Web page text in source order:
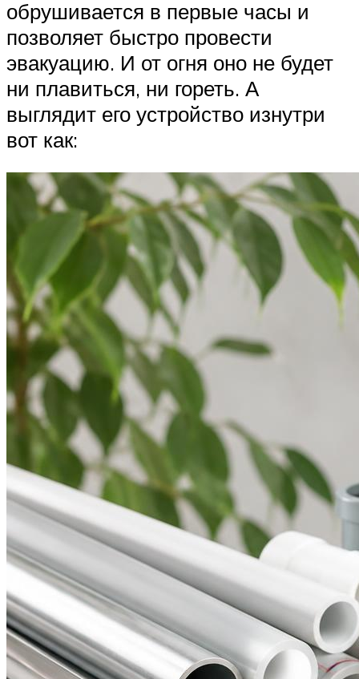
обрушивается в первые часы и
позволяет быстро провести
эвакуацию. И от огня оно не будет
ни плавиться, ни гореть. А
выглядит его устройство изнутри
вот как: